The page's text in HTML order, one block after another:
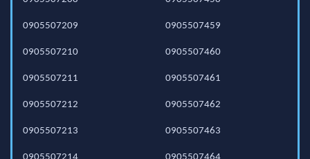
0905507209
0905507210
0905507211
0905507212
0905507213
0905507459
0905507460
0905507461
0905507462
0905507463